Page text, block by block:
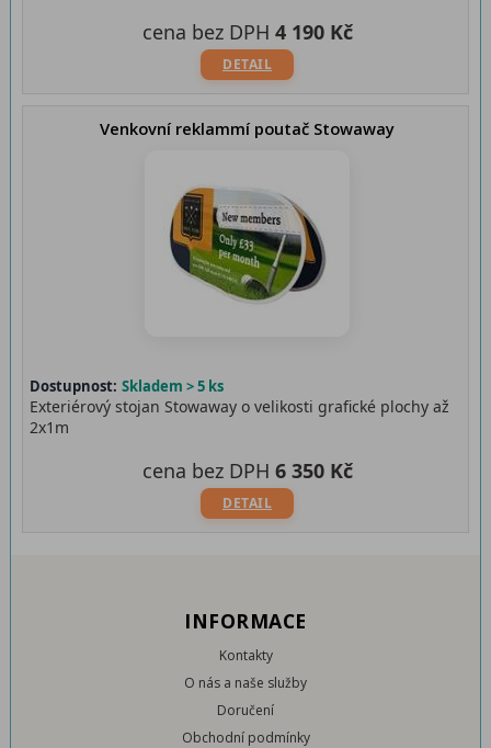
DETAIL
cena bez DPH 4 190 Kč
Venkovní reklammí poutač Stowaway
Dostupnost: Skladem > 5 ks
Exteriérový stojan Stowaway o velikosti grafické plochy až
2x1m
DETAIL
cena bez DPH 6 350 Kč
INFORMACE
Kontakty
O nás a naše služby
Doručení
Obchodní podmínky